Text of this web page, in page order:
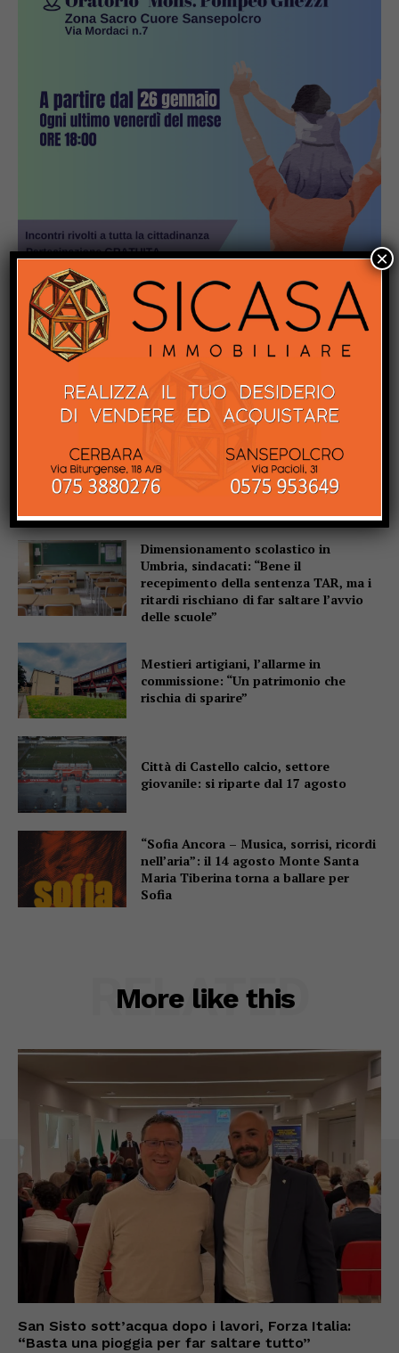
Popular
San Sisto sott’acqua dopo i lavori,
Forza Italia: “Basta una pioggia per far
Dimensionamento scolastico in
Umbria, sindacati: “Bene il
recepimento della sentenza TAR, ma i
ritardi rischiano di far saltare l’avvio
delle scuole”
Mestieri artigiani, l’allarme in
commissione: “Un patrimonio che
rischia di sparire”
Città di Castello calcio, settore
giovanile: si riparte dal 17 agosto
“Sofia Ancora – Musica, sorrisi, ricordi
nell’aria”: il 14 agosto Monte Santa
Maria Tiberina torna a ballare per
Sofia
More like this
RELATED
San Sisto sott’acqua dopo i lavori, Forza Italia:
“Basta una pioggia per far saltare tutto”
×